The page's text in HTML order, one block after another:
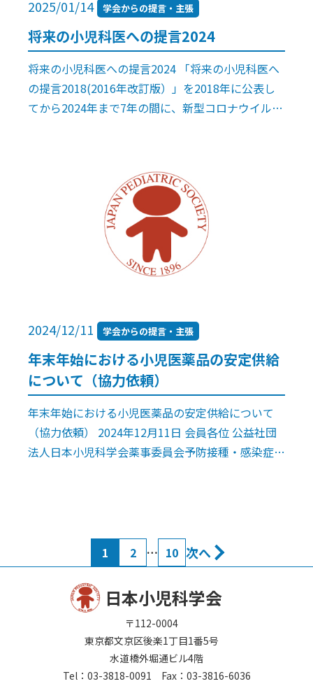
2025/01/14 学会からの提言・主張
将来の小児科医への提言2024
将来の小児科医への提言2024 「将来の小児科医へ
の提言2018(2016年改訂版）」を2018年に公表し
てから2024年まで7年の間に、新型コロナウイルス
2024/12/11 学会からの提言・主張
年末年始における小児医薬品の安定供給
について（協力依頼）
年末年始における小児医薬品の安定供給について
（協力依頼） 2024年12月11日 会員各位 公益社団
法人日本小児科学会薬事委員会予防接種・感染症対
1 2 … 10 次へ
日本小児科学会
〒112-0004
東京都文京区後楽1丁目1番5号
水道橋外堀通ビル4階
Tel：03-3818-0091 Fax：03-3816-6036